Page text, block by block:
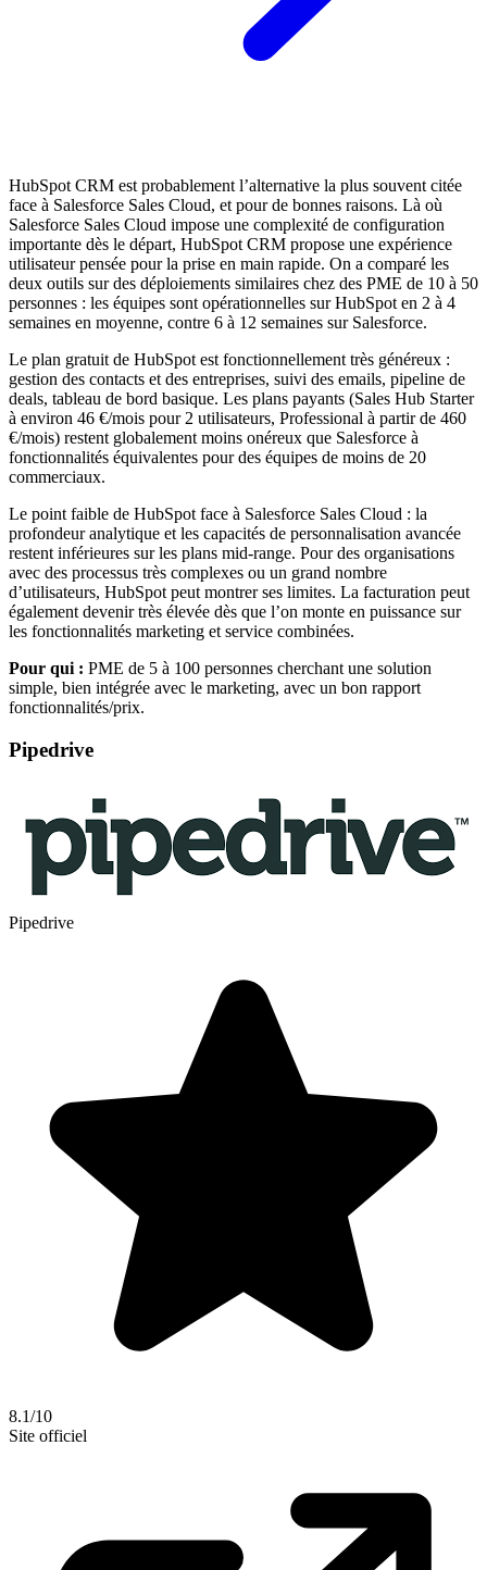
HubSpot CRM est probablement l’alternative la plus souvent citée
face à Salesforce Sales Cloud, et pour de bonnes raisons. Là où
Salesforce Sales Cloud impose une complexité de configuration
importante dès le départ, HubSpot CRM propose une expérience
utilisateur pensée pour la prise en main rapide. On a comparé les
deux outils sur des déploiements similaires chez des PME de 10 à 50
personnes : les équipes sont opérationnelles sur HubSpot en 2 à 4
semaines en moyenne, contre 6 à 12 semaines sur Salesforce.
Le plan gratuit de HubSpot est fonctionnellement très généreux :
gestion des contacts et des entreprises, suivi des emails, pipeline de
deals, tableau de bord basique. Les plans payants (Sales Hub Starter
à environ 46 €/mois pour 2 utilisateurs, Professional à partir de 460
€/mois) restent globalement moins onéreux que Salesforce à
fonctionnalités équivalentes pour des équipes de moins de 20
commerciaux.
Le point faible de HubSpot face à Salesforce Sales Cloud : la
profondeur analytique et les capacités de personnalisation avancée
restent inférieures sur les plans mid-range. Pour des organisations
avec des processus très complexes ou un grand nombre
d’utilisateurs, HubSpot peut montrer ses limites. La facturation peut
également devenir très élevée dès que l’on monte en puissance sur
les fonctionnalités marketing et service combinées.
Pour qui : PME de 5 à 100 personnes cherchant une solution
simple, bien intégrée avec le marketing, avec un bon rapport
fonctionnalités/prix.
Pipedrive
Pipedrive
8.1/10
Site officiel